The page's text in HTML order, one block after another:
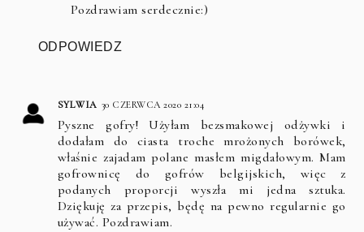
Pozdrawiam serdecznie:)
ODPOWIEDZ
SYLWIA 30 CZERWCA 2020 21:04
Pyszne gofry! Użyłam bezsmakowej odżywki i
dodałam do ciasta troche mrożonych borówek,
właśnie zajadam polane masłem migdałowym. Mam
gofrownicę do gofrów belgijskich, więc z
podanych proporcji wyszła mi jedna sztuka.
Dziękuję za przepis, będę na pewno regularnie go
używać. Pozdrawiam.